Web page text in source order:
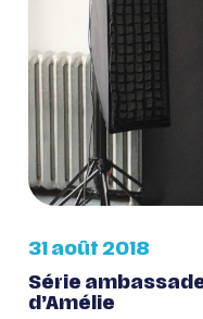
31 août 2018
Série
d’Amélie